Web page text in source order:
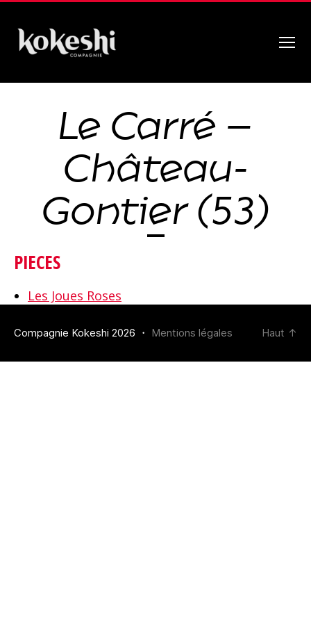
Kokeshi
Le Carré –
Château-
Gontier (53)
PIECES
Les Joues Roses
Compagnie Kokeshi 2026 ・ Mentions légales Haut ↑